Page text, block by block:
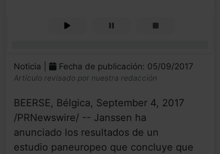
Noticia | Fecha de publicación: 05/09/2017
Artículo revisado por nuestra redacción
BEERSE, Bélgica, September 4, 2017
/PRNewswire/ -- Janssen ha
anunciado los resultados de un
estudio paneuropeo que concluye que